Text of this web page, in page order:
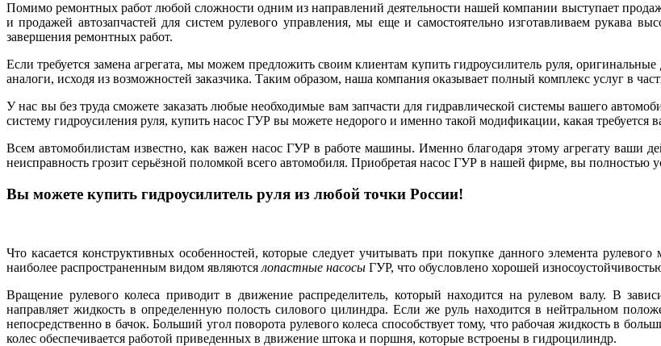
Помимо ремонтных работ любой сложности одним из направлений деятельности нашей компании выступает
и продажей автозапчастей для систем рулевого управления, мы еще и самостоятельно изготавливаем рукава
завершения ремонтных работ.
Если требуется замена агрегата, мы можем предложить своим клиентам купить гидроусилитель руля,
аналоги, исходя из возможностей заказчика. Таким образом, наша компания оказывает полный комплекс услуг в
У нас вы без труда сможете заказать любые необходимые вам запчасти для гидравлической системы вашего
систему гидроусиления руля, купить насос ГУР вы можете недорого и именно такой модификации, какая требуется
Всем автомобилистам известно, как важен насос ГУР в работе машины. Именно благодаря этому агрегату ваши
неисправность грозит серьёзной поломкой всего автомобиля. Приобретая насос ГУР в нашей фирме, вы полностью
Вы можете купить гидроусилитель руля из любой точки России!
Что касается конструктивных особенностей, которые следует учитывать при покупке данного элемента
наиболее распространенным видом являются лопастные насосы ГУР, что обусловлено хорошей
Вращение рулевого колеса приводит в движение распределитель, который находится на рулевом валу. В
направляет жидкость в определенную полость силового цилиндра. Если же руль находится в нейтральном
непосредственно в бачок. Больший угол поворота рулевого колеса способствует тому, что рабочая жидкость в
колес обеспечивается работой приведенных в движение штока и поршня, которые встроены в гидроцилиндр.